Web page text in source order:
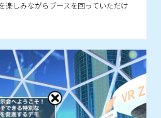
楽しみながらブースを回っていただけ